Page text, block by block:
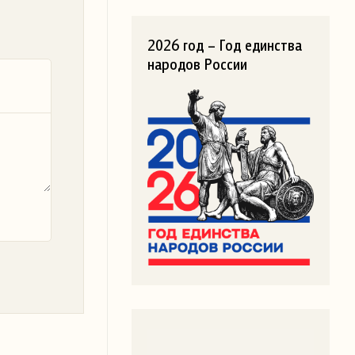
2026 год – Год единства
народов России